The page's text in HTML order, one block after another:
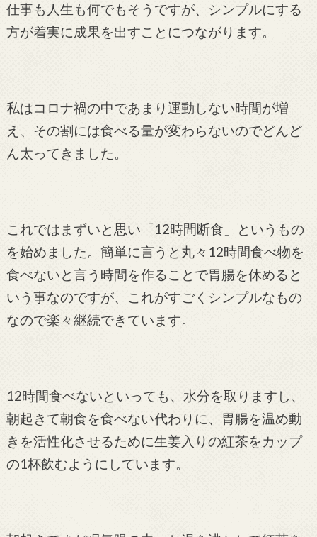
仕事も人生も何でもそうですが、シンプルにする
方が着実に成果を出すことにつながります。
私はコロナ禍の中であまり運動しない時間が増
え、その割には食べる量が変わらないのでどんど
ん太ってきました。
これではまずいと思い「12時間断食」というもの
を始めました。簡単に言うと丸々12時間食べ物を
食べないと言う時間を作ることで胃腸を休めると
いう事なのですが、これがすごくシンプルなもの
なので楽々継続できています。
12時間食べないといっても、水分を取りますし、
朝起きて朝食を食べない代わりに、胃腸を温め動
きを活性化させるために生姜入りの紅茶をカップ
の1杯飲むようにしています。